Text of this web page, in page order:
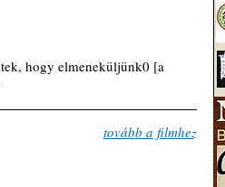
hogy elmeneküljünk0 [a
tovább a filmhez